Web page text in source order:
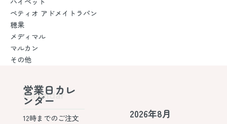
ペティオ アドメイトラパン
穂果
メディマル
マルカン
その他
Calendar
営業日カレ
ンダー
12時までのご注文
2026年8月